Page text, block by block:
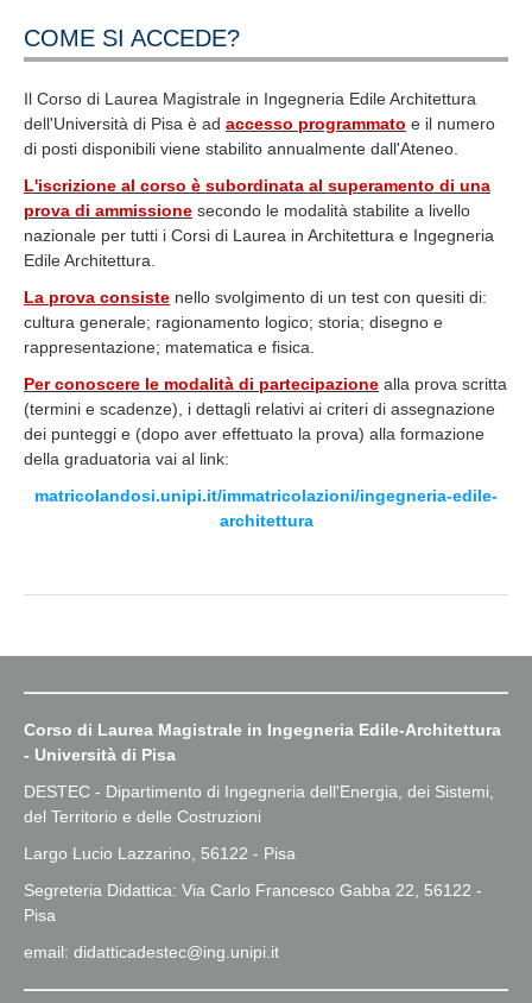
COME SI ACCEDE?
Il Corso di Laurea Magistrale in Ingegneria Edile Architettura
dell'Università di Pisa è ad accesso programmato e il numero
di posti disponibili viene stabilito annualmente dall'Ateneo.
L'iscrizione al corso è subordinata al superamento di una
prova di ammissione secondo le modalità stabilite a livello
nazionale per tutti i Corsi di Laurea in Architettura e Ingegneria
Edile Architettura.
La prova consiste nello svolgimento di un test con quesiti di:
cultura generale; ragionamento logico; storia; disegno e
rappresentazione; matematica e fisica.
Per conoscere le modalità di partecipazione alla prova scritta
(termini e scadenze), i dettagli relativi ai criteri di assegnazione
dei punteggi e (dopo aver effettuato la prova) alla formazione
della graduatoria vai al link:
matricolandosi.unipi.it/immatricolazioni/ingegneria-edile-
architettura
Corso di Laurea Magistrale in Ingegneria Edile-Architettura
- Università di Pisa
DESTEC - Dipartimento di Ingegneria dell'Energia, dei Sistemi,
del Territorio e delle Costruzioni
Largo Lucio Lazzarino, 56122 - Pisa
Segreteria Didattica: Via Carlo Francesco Gabba 22, 56122 -
Pisa
email: didatticadestec@ing.unipi.it